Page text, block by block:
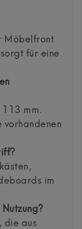
Möbelfront
für eine
113 mm.
im
die aus